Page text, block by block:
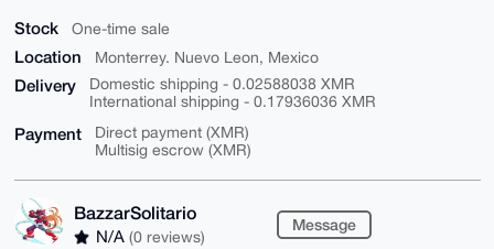
Stock One-time sale
Location Monterrey. Nuevo Leon, Mexico
Delivery
Domestic shipping - 0.02588038 XMR
International shipping - 0.17936036 XMR
Payment
Direct payment (XMR)
Multisig escrow (XMR)
BazzarSolitario
N/A (0 reviews)
Message